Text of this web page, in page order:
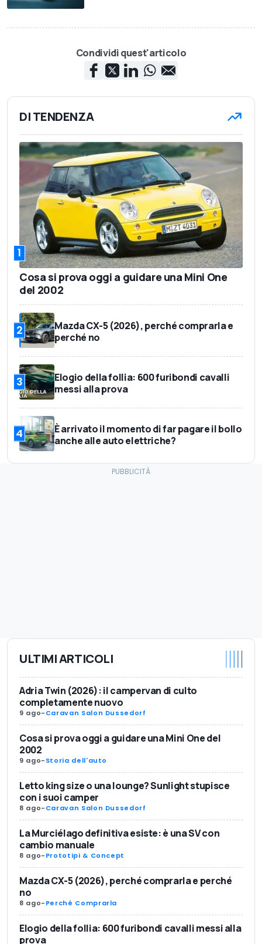
Condividi quest'articolo
DI TENDENZA
1
Cosa si prova oggi a guidare una Mini One
del 2002
2
Mazda CX-5 (2026), perché comprarla e
perché no
3
Elogio della follia: 600 furibondi cavalli
messi alla prova
4
È arrivato il momento di far pagare il bollo
anche alle auto elettriche?
ULTIMI ARTICOLI
Adria Twin (2026): il campervan di culto
completamente nuovo
9 ago-Caravan Salon Dussedorf
Cosa si prova oggi a guidare una Mini One del
2002
9 ago-Storia dell'auto
Letto king size o una lounge? Sunlight stupisce
con i suoi camper
8 ago-Caravan Salon Dussedorf
La Murciélago definitiva esiste: è una SV con
cambio manuale
8 ago-Prototipi & Concept
Mazda CX-5 (2026), perché comprarla e perché
no
8 ago-Perché Comprarla
Elogio della follia: 600 furibondi cavalli messi alla
prova